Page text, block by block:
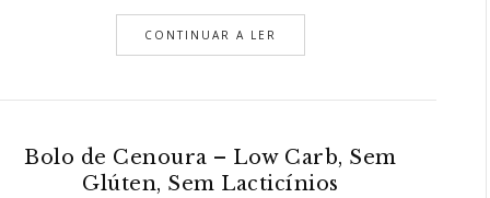
CONTINUAR A LER
Bolo de Cenoura – Low Carb, Sem
Glúten, Sem Lacticínios